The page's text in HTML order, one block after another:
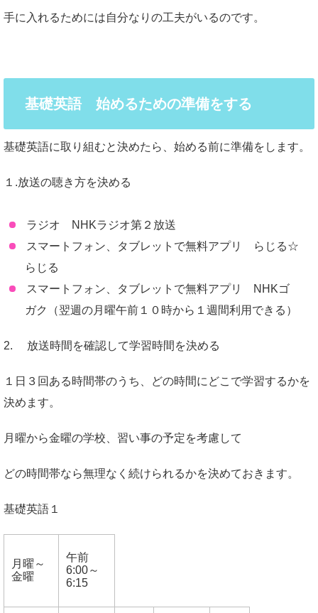
手に入れるためには自分なりの工夫がいるのです。
基礎英語 始めるための準備をする
基礎英語に取り組むと決めたら、始める前に準備をします。
１.放送の聴き方を決める
ラジオ NHKラジオ第２放送
スマートフォン、タブレットで無料アプリ らじる☆
らじる
スマートフォン、タブレットで無料アプリ NHKゴ
ガク（翌週の月曜午前１０時から１週間利用できる）
2. 放送時間を確認して学習時間を決める
１日３回ある時間帯のうち、どの時間にどこで学習するかを
決めます。
月曜から金曜の学校、習い事の予定を考慮して
どの時間帯なら無理なく続けられるかを決めておきます。
基礎英語１
月曜～
金曜
午前
6:00～
6:15